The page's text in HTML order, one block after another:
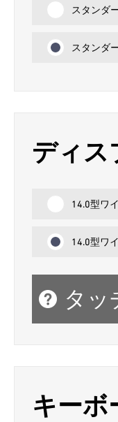
スタンダ
スタンダ
ディス
14.0型ワ
14.0型ワ
タッ
キーボ